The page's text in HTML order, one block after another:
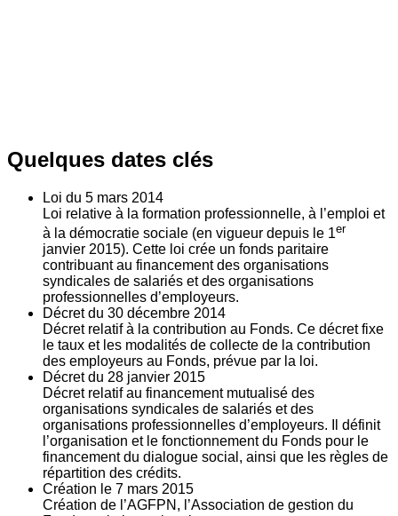
Quelques dates clés
Loi du 5 mars 2014
Loi relative à la formation professionnelle, à l’emploi et
à la démocratie sociale (en vigueur depuis le 1er
janvier 2015). Cette loi crée un fonds paritaire
contribuant au financement des organisations
syndicales de salariés et des organisations
professionnelles d’employeurs.
Décret du 30 décembre 2014
Décret relatif à la contribution au Fonds. Ce décret fixe
le taux et les modalités de collecte de la contribution
des employeurs au Fonds, prévue par la loi.
Décret du 28 janvier 2015
Décret relatif au financement mutualisé des
organisations syndicales de salariés et des
organisations professionnelles d’employeurs. Il définit
l’organisation et le fonctionnement du Fonds pour le
financement du dialogue social, ainsi que les règles de
répartition des crédits.
Création le 7 mars 2015
Création de l’AGFPN, l’Association de gestion du